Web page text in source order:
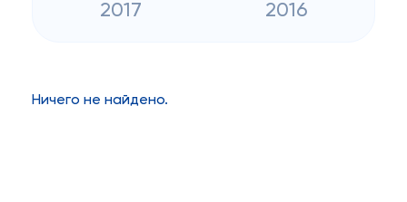
2017 2016
Ничего не найдено.